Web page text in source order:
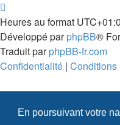
En poursuivant votre
Heures au format
Développé parphpBB®
Traduit parphpBB-fr.com
Confidentialité | Conditions